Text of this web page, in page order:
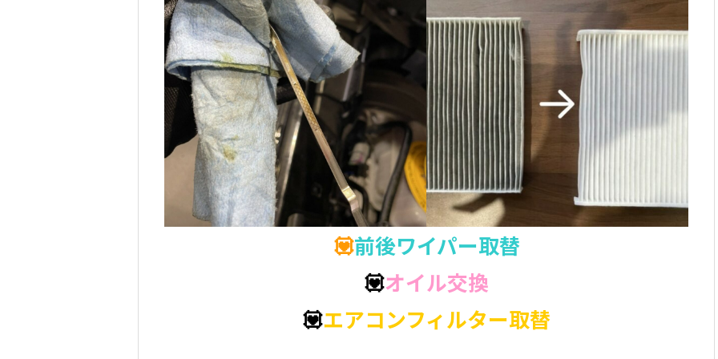
💟前後ワイパー取替
💟オイル交換
💟エアコンフィルター取替